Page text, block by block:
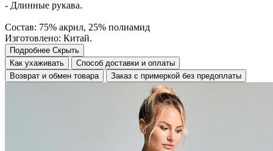
- Длинные рукава.
Состав: 75% акрил, 25% полиамид
Изготовлено: Китай.
Подробнее Скрыть
Как ухаживать
Способ доставки и оплаты
Возврат и обмен товара
Заказ с примеркой без предоплаты